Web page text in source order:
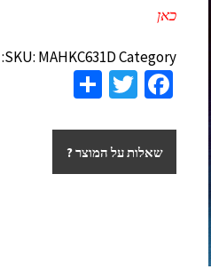
כאן
SKU: MAHKC631DCategory:
Fa
b
o
T
tt
er
ar
eשאלות על המוצר ?